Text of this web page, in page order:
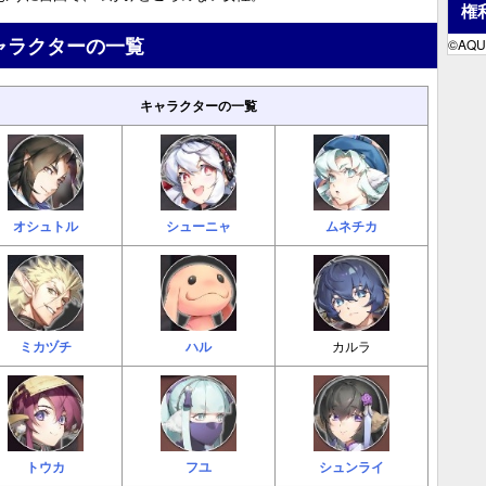
ラクターの一覧
キャラクターの一覧
オシュトル シューニャ ムネチカ
ミカヅチ ハル カルラ
トウカ フユ シュンライ
権